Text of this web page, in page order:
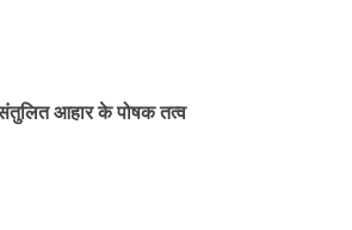
आहार के पोषक तत्व